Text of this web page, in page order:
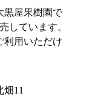
黒屋果樹園で
しています。
利用いただけ
11